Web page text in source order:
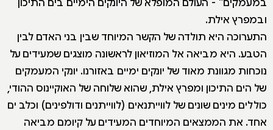
ובמפרץ אילת.
התערוכה היא תולדה של הקשר המיוחד שבין בני האדם לבין
הטבע. היא מביאה אל המוזיאון לראשונה מוצגים שמעידים על
נוכחות מגוונת מאוד של יונקים ימיים באזורנו. יונקי המעמקים
של הים התיכון ומפרץ אילת, שהוא שלוחה של האוקיינוס ההודי,
כוללים מינים שונים של לווייתנאים (לווייתנים ודולפינים) וכלב ים
אחד. את הממצאים המיוחדים המעידים על קיומם מביאה